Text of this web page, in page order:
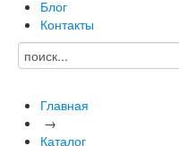
Блог
Контакты
Главная
→
Каталог